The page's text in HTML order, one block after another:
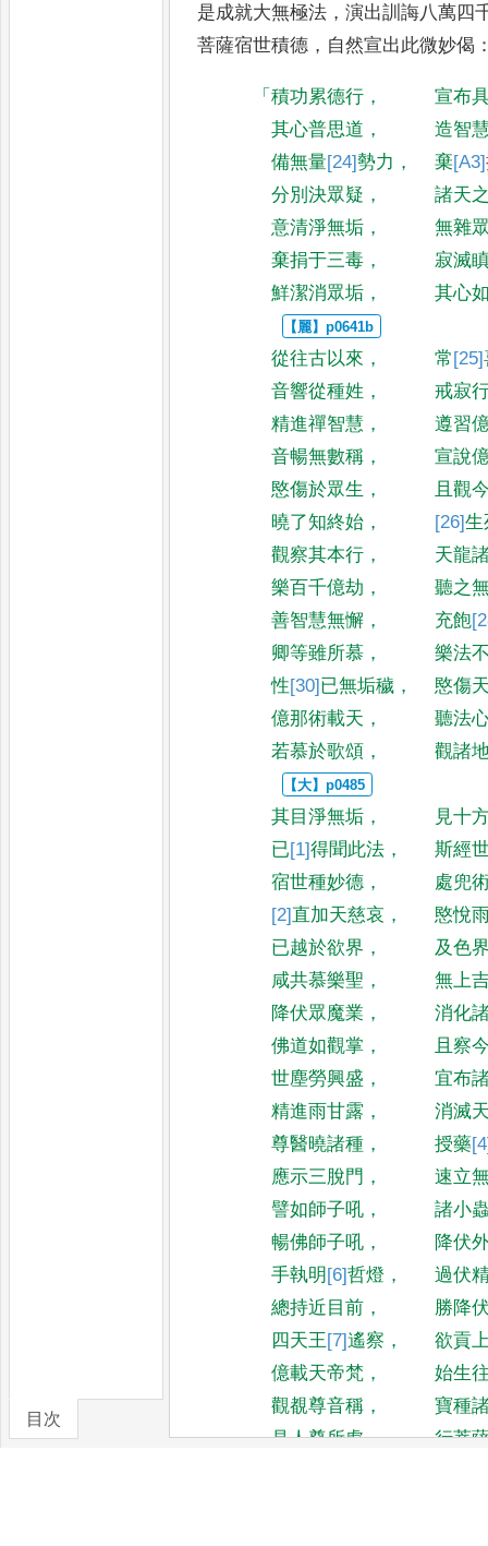
目次
是成就大無極法 ，演出訓誨八萬四
菩薩宿世積德 ， 自然宣出此微妙偈
「積功累德行 ，
宣布
其心普思道 ，
造智
備無量[24]勢力 ， 棄[A3]
分別決眾疑 ，
諸天
意清淨無垢 ，
無雜
棄捐于三毒 ，
寂滅
鮮潔消眾垢 ， 其心
從往古以來 ， 常[25]
音響從種姓 ，
戒寂
精進禪智慧 ，
遵習
音暢無數稱 ，
宣說
愍傷於眾生 ，
且觀
曉了知終始 ， [26]生
觀察其本行 ，
天龍
樂百千億劫 ，
聽之
善智慧無懈 ， 充飽
卿等雖所慕 ，
樂法
性[30]已無垢穢 ，
愍傷
億那術載天 ，
聽法
若慕於歌頌 ， 觀諸
其目淨無垢 ，
見十
已[1]得聞此法 ，
斯經
宿世種妙德 ，
處兜
[2]直加天慈哀 ，
愍悅
已越於欲界 ，
及色
咸共慕樂聖 ，
無上
降伏眾魔業 ，
消化
佛道如觀掌 ，
且察
世塵勞興盛 ，
宜布
精進雨甘露 ，
消滅
尊醫曉諸種 ， 授藥
應示三脫門 ，
速立
譬如師子吼 ，
諸小
暢佛師子吼 ，
降伏
手執明[6]哲燈 ，
過伏
總持近目前 ，
勝降
四天王[7]遙察 ，
欲貢
億載天帝梵 ，
始生
觀覩尊音稱 ，
寶種
見人尊所處，
行菩